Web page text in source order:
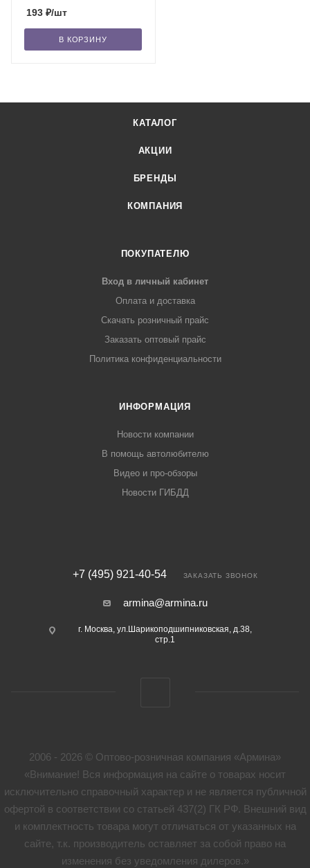
193 ₽/шт
В КОРЗИНУ
КАТАЛОГ
АКЦИИ
БРЕНДЫ
КОМПАНИЯ
ПОКУПАТЕЛЮ
Вход в личный кабинет
Оплата и доставка
Скачать розничный прайс
Заказать оптовый прайс
Политика конфиденциальности
ИНФОРМАЦИЯ
Новости компании
В помощь автолюбителю
Видео и про-обзоры
Новости ГИБДД
+7 (495) 921-40-54 ЗАКАЗАТЬ ЗВОНОК
armina@armina.ru
г. Москва, ул.Шарикоподшипниковская, д.38,
стр.1
2006 - 2026 © Оптово-розничная компания «Армина»
«Внимание! Вся информация на сайте о товарах носит
исключительно справочный характер и не является публичной
офертой в соответствии со статьей 437(2) ГК РФ. Внешний вид
и комплектность товара могут отличаться от указанных на
сайте, т.к. производитель оставляет за собой право на
изменения без уведомления дилеров.»